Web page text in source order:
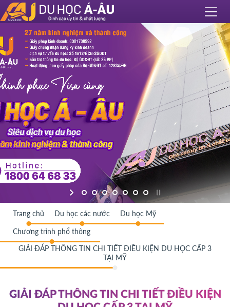
Trang chủ Du học các nước Du học Mỹ
Chương trình phổ thông
GIẢI ĐÁP THÔNG TIN CHI TIẾT ĐIỀU KIỆN DU HỌC CẤP 3
TẠI MỸ
GIẢI ĐÁP THÔNG TIN CHI TIẾT ĐIỀU KIỆN